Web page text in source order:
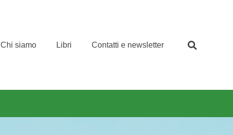
Chi siamo Libri Contatti e newsletter